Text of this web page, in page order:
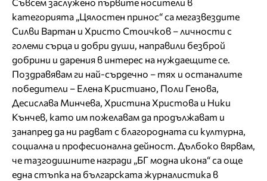
категорията „Цялостен принос“ са мегазвездите
Силви Вартан и Христо Стоичков – личности с
големи сърца и добри души, направили безброй
добрини и дарения в интерес на нуждаещите се.
Поздравявам ги най-сърдечно – тях и останалите
победители – Елена Кристиано, Поли Генова,
Десислава Минчева, Христина Христова и Ники
Кънчев, като им пожелавам да продължават и
занапред да ни радват с благородната си културна,
социална и професионална дейност. Дълбоко вярвам,
че тазгодишните награди „БГ модна икона“ са още
една стъпка на българската журналистика в